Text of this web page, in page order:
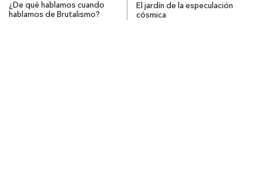
¿De qué hablamos cuando
hablamos de Brutalismo?
El jardín de la especulación
cósmica